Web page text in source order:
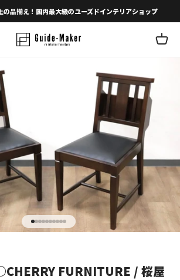
品揃え！国内最大級のユーズドインテリアショップ
カー
I18n Error: Missing interpolation
I18n Error: Missing interpolation
I18n Error: Missing interpolation
I18n Error: Missing interpolation
I18n Error: Missing interpolation
I18n Error: Missing interpolation
I18n Error: Missing
I18n Error: Missing
I18n Error: Missing
I18n Error: Missing
FURNITURE / 桜屋